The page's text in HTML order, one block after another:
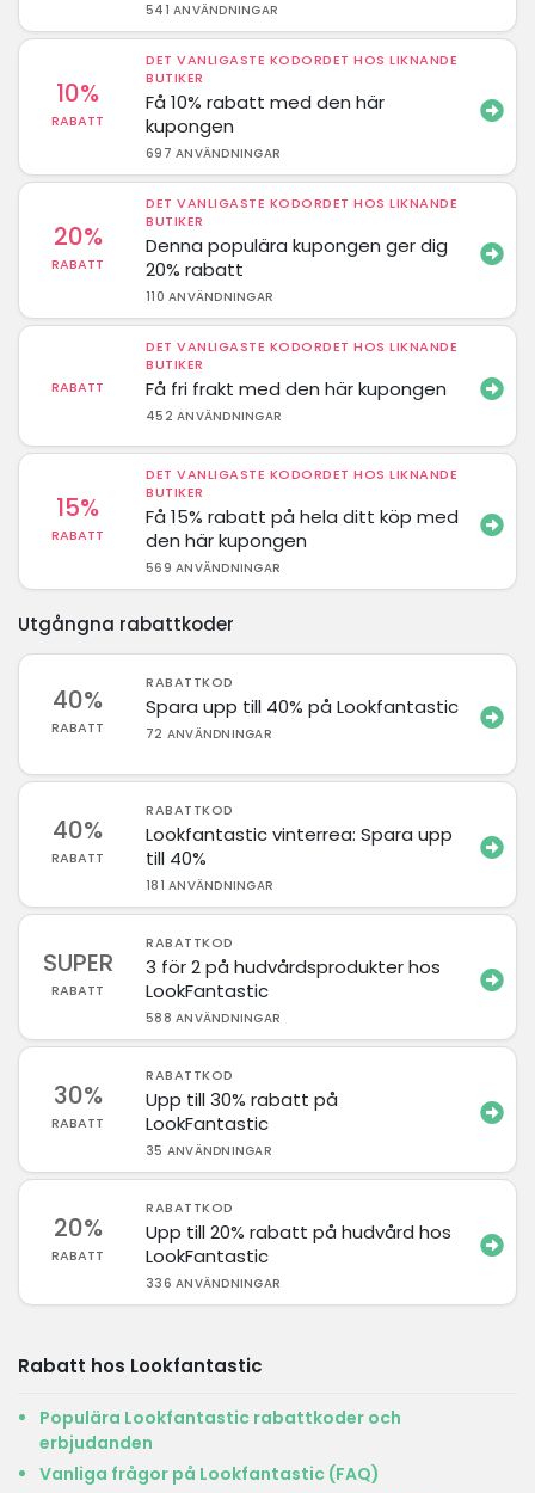
541 ANVÄNDNINGAR
10%
RABATT
DET VANLIGASTE KODORDET HOS LIKNANDE
BUTIKER
Få 10% rabatt med den här
kupongen
697 ANVÄNDNINGAR
20%
RABATT
DET VANLIGASTE KODORDET HOS LIKNANDE
BUTIKER
Denna populära kupongen ger dig
20% rabatt
110 ANVÄNDNINGAR
RABATT
DET VANLIGASTE KODORDET HOS LIKNANDE
BUTIKER
Få fri frakt med den här kupongen
452 ANVÄNDNINGAR
15%
RABATT
DET VANLIGASTE KODORDET HOS LIKNANDE
BUTIKER
Få 15% rabatt på hela ditt köp med
den här kupongen
569 ANVÄNDNINGAR
Utgångna rabattkoder
40%
RABATT
RABATTKOD
Spara upp till 40% på Lookfantastic
72 ANVÄNDNINGAR
40%
RABATT
RABATTKOD
Lookfantastic vinterrea: Spara upp
till 40%
181 ANVÄNDNINGAR
SUPER
RABATT
RABATTKOD
3 för 2 på hudvårdsprodukter hos
LookFantastic
588 ANVÄNDNINGAR
30%
RABATT
RABATTKOD
Upp till 30% rabatt på
LookFantastic
35 ANVÄNDNINGAR
20%
RABATT
RABATTKOD
Upp till 20% rabatt på hudvård hos
LookFantastic
336 ANVÄNDNINGAR
Rabatt hos Lookfantastic
Populära Lookfantastic rabattkoder och
erbjudanden
Vanliga frågor på Lookfantastic (FAQ)